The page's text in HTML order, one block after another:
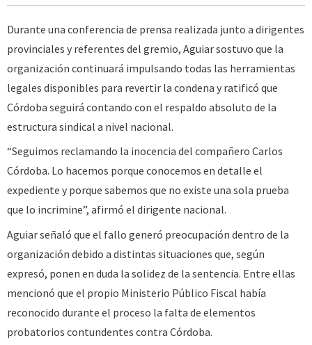
Durante una conferencia de prensa realizada junto a dirigentes
provinciales y referentes del gremio, Aguiar sostuvo que la
organización continuará impulsando todas las herramientas
legales disponibles para revertir la condena y ratificó que
Córdoba seguirá contando con el respaldo absoluto de la
estructura sindical a nivel nacional.
“Seguimos reclamando la inocencia del compañero Carlos
Córdoba. Lo hacemos porque conocemos en detalle el
expediente y porque sabemos que no existe una sola prueba
que lo incrimine”, afirmó el dirigente nacional.
Aguiar señaló que el fallo generó preocupación dentro de la
organización debido a distintas situaciones que, según
expresó, ponen en duda la solidez de la sentencia. Entre ellas
mencionó que el propio Ministerio Público Fiscal había
reconocido durante el proceso la falta de elementos
probatorios contundentes contra Córdoba.